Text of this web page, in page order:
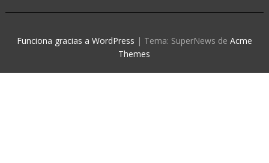
Funciona gracias a WordPress | Tema: SuperNews de Acme
Themes